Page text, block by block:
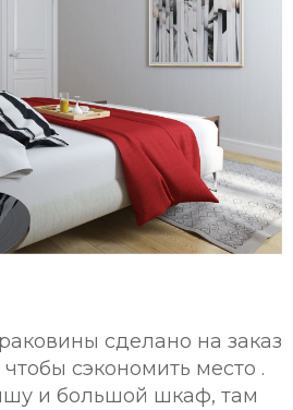
сделано на заказ
сэкономить место .
и большой шкаф, там